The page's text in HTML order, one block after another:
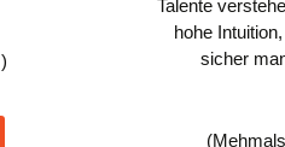
Talente
hohe
sicher